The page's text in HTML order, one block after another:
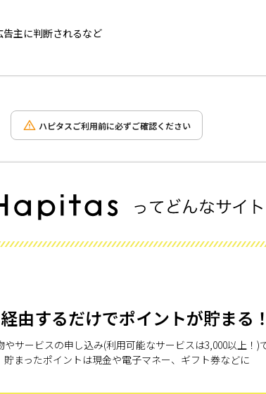
主に判断されるなど
ハピタスご利用前に必ずご確認ください
由するだけでポイントが貯まる
やサービスの申し込み(利用可能なサービスは3,000以上！)
貯まったポイントは現金や電子マネー、ギフト券などに